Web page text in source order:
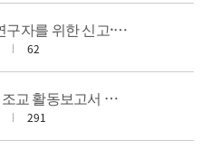
[과학기술정보통신부] 연구자를 위한 신고·보상 제도 안내
62
[장학] 2026-1 연구/수업조교 활동보고서 및 미취업증빙서류 제출 안내
291